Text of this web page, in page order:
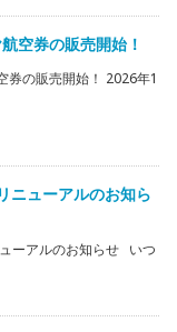
空券の販売開始！
券の販売開始！ 2026年1
ニューアルのお知ら
ーアルのお知らせ いつ